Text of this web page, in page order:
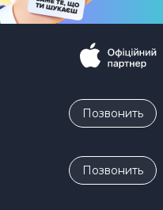
Позвонить
Позвонить